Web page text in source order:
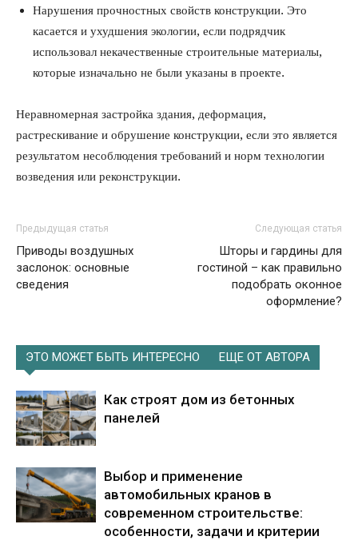
Нарушения прочностных свойств конструкции. Это
касается и ухудшения экологии, если подрядчик
использовал некачественные строительные материалы,
которые изначально не были указаны в проекте.
Неравномерная застройка здания, деформация,
растрескивание и обрушение конструкции, если это является
результатом несоблюдения требований и норм технологии
возведения или реконструкции.
Предыдущая статья
Приводы воздушных
заслонок: основные
сведения
Следующая статья
Шторы и гардины для
гостиной – как правильно
подобрать оконное
оформление?
ЭТО МОЖЕТ БЫТЬ ИНТЕРЕСНО ЕЩЕ ОТ АВТОРА
Как строят дом из бетонных
панелей
Выбор и применение
автомобильных кранов в
современном строительстве:
особенности, задачи и критерии